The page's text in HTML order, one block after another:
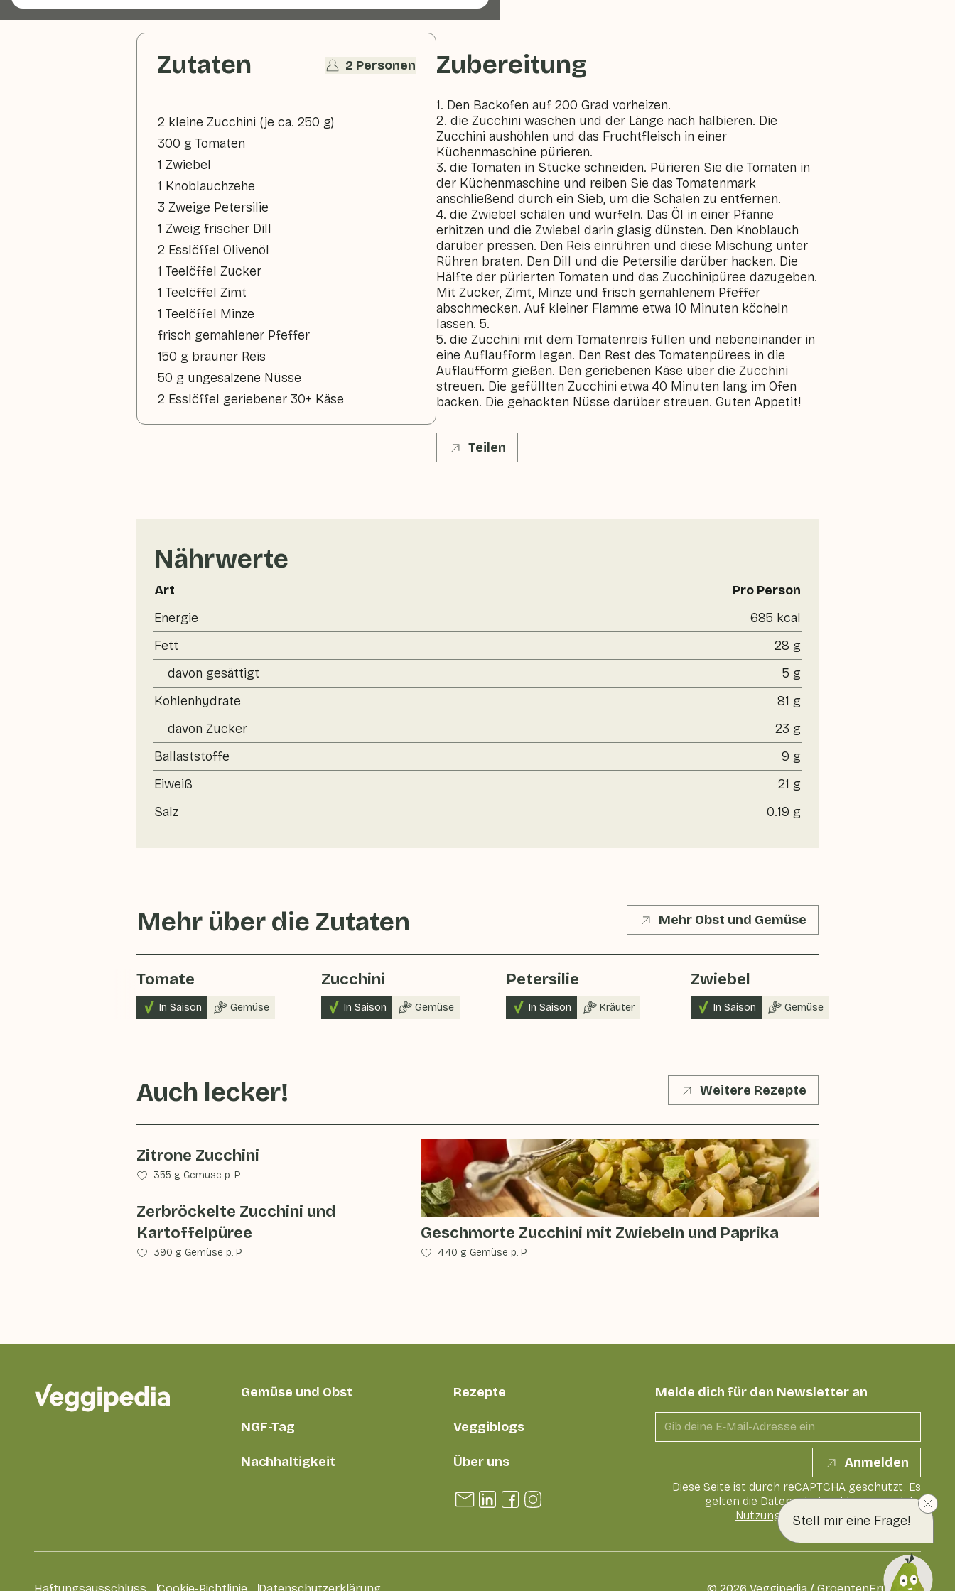
Stell mir eine Frage!
Zutaten 2 Personen
2 kleine Zucchini (je ca. 250 g)
300 g Tomaten
1 Zwiebel
1 Knoblauchzehe
3 Zweige Petersilie
1 Zweig frischer Dill
2 Esslöffel Olivenöl
1 Teelöffel Zucker
1 Teelöffel Zimt
1 Teelöffel Minze
frisch gemahlener Pfeffer
150 g brauner Reis
50 g ungesalzene Nüsse
2 Esslöffel geriebener 30+ Käse
Zubereitung
1. Den Backofen auf 200 Grad vorheizen.
2. die Zucchini waschen und der Länge nach halbieren. Die
Zucchini aushöhlen und das Fruchtfleisch in einer
Küchenmaschine pürieren.
3. die Tomaten in Stücke schneiden. Pürieren Sie die Tomaten in
der Küchenmaschine und reiben Sie das Tomatenmark
anschließend durch ein Sieb, um die Schalen zu entfernen.
4. die Zwiebel schälen und würfeln. Das Öl in einer Pfanne
erhitzen und die Zwiebel darin glasig dünsten. Den Knoblauch
darüber pressen. Den Reis einrühren und diese Mischung unter
Rühren braten. Den Dill und die Petersilie darüber hacken. Die
Hälfte der pürierten Tomaten und das Zucchinipüree dazugeben.
Mit Zucker, Zimt, Minze und frisch gemahlenem Pfeffer
abschmecken. Auf kleiner Flamme etwa 10 Minuten köcheln
lassen. 5.
5. die Zucchini mit dem Tomatenreis füllen und nebeneinander in
eine Auflaufform legen. Den Rest des Tomatenpürees in die
Auflaufform gießen. Den geriebenen Käse über die Zucchini
streuen. Die gefüllten Zucchini etwa 40 Minuten lang im Ofen
backen. Die gehackten Nüsse darüber streuen. Guten Appetit!
Teilen
Nährwerte
Art
Pro Person
Energie
685 kcal
Fett
28 g
davon gesättigt
5 g
Kohlenhydrate
81 g
davon Zucker
23 g
Ballaststoffe
9 g
Eiweiß
21 g
Salz
0.19 g
Mehr über die Zutaten Mehr Obst und Gemüse
Tomate
In Saison Gemüse
Zucchini
In Saison Gemüse
Petersilie
In Saison Kräuter
Zwiebel
In Saison Gemüse
Auch lecker! Weitere Rezepte
Zitrone Zucchini
355 g Gemüse p. P.
Zerbröckelte Zucchini und
Kartoffelpüree
390 g Gemüse p. P.
Geschmorte Zucchini mit Zwiebeln und Paprika
440 g Gemüse p. P.
Gemüse und Obst Rezepte
NGF-Tag Veggiblogs
Nachhaltigkeit Über uns
Melde dich für den Newsletter an
Anmelden
Diese Seite ist durch reCAPTCHA geschützt. Es
gelten die Datenschutzerklärungund die
Nutzungsbedingungenvon Google